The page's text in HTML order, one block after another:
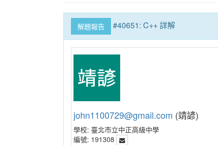
解題報告 #40651: C++ 詳解
john1100729@gmail.com (靖諺)
學校: 臺北市立中正高級中學
編號: 191308